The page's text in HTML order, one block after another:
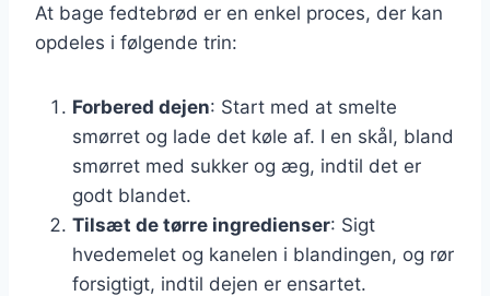
At bage fedtebrød er en enkel proces, der kan
opdeles i følgende trin:
Forbered dejen: Start med at smelte
smørret og lade det køle af. I en skål, bland
smørret med sukker og æg, indtil det er
godt blandet.
Tilsæt de tørre ingredienser: Sigt
hvedemelet og kanelen i blandingen, og rør
forsigtigt, indtil dejen er ensartet.